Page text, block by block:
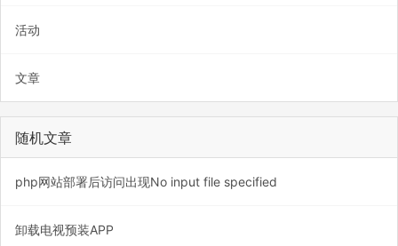
活动
文章
随机文章
php网站部署后访问出现No input file specified
卸载电视预装APP